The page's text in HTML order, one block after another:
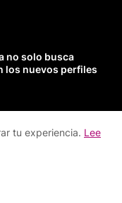
no solo busca
los nuevos perfiles
a COP $1
Palermo, el nuevo
tu experiencia. Lee